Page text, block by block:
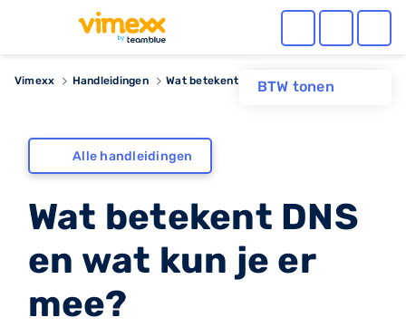
BTW tonen
Vimexx Handleidingen Wat betekent DNS en wat kun je er mee?
Alle handleidingen
Wat betekent DNS
en wat kun je er
mee?